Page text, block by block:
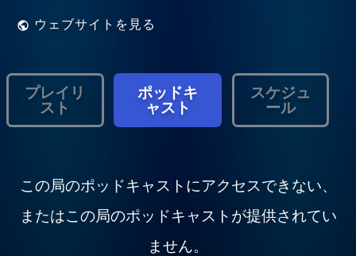
ウェブサイトを見る
プレイリ
スト
ポッドキ
ャスト
スケジュ
ール
この局のポッドキャストにアクセスできない、
またはこの局のポッドキャストが提供されてい
ません。